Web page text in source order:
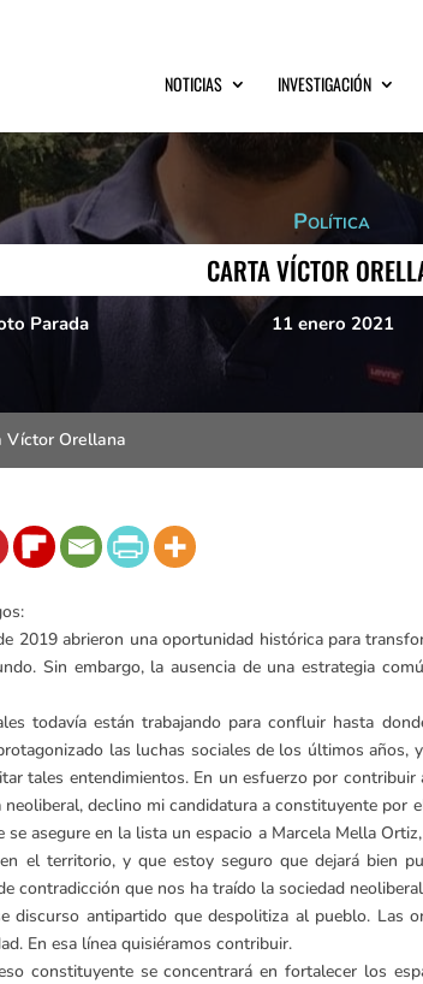
NOTICIAS INVESTIGACIÓN
Política
CARTA VÍCTOR
Parada 11 enero 2021
Víctor Orellana
2019 abrieron una oportunidad histórica para
Sin embargo, la ausencia de una estrategia
todavía están trabajando para confluir hasta
las luchas sociales de los últimos
tales entendimientos. En un esfuerzo por
declino mi candidatura a constituyente
se asegure en la lista un espacio a Marcela Mella
el territorio, y que estoy seguro que dejará bien
contradicción que nos ha traído la sociedad
discurso antipartido que despolitiza al pueblo. Las
En esa línea quisiéramos contribuir.
constituyente se concentrará en fortalecer los